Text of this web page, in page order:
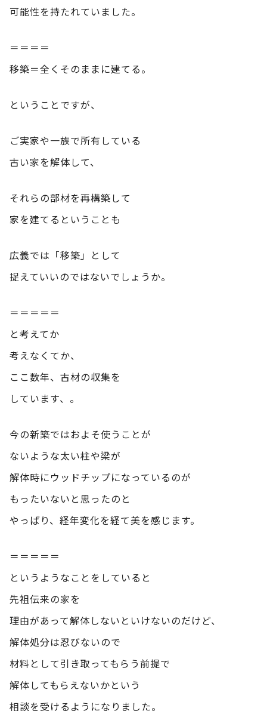
可能性を持たれていました。
＝＝＝＝
移築＝全くそのままに建てる。
ということですが、
ご実家や一族で所有している
古い家を解体して、
それらの部材を再構築して
家を建てるということも
広義では「移築」として
捉えていいのではないでしょうか。
＝＝＝＝＝
と考えてか
考えなくてか、
ここ数年、古材の収集を
しています、。
今の新築ではおよそ使うことが
ないような太い柱や梁が
解体時にウッドチップになっているのが
もったいないと思ったのと
やっぱり、経年変化を経て美を感じます。
＝＝＝＝＝
というようなことをしていると
先祖伝来の家を
理由があって解体しないといけないのだけど、
解体処分は忍びないので
材料として引き取ってもらう前提で
解体してもらえないかという
相談を受けるようになりました。